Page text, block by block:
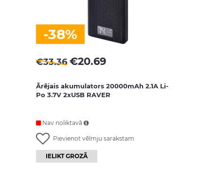
-38%
€33.36 €20.69
Ārējais akumulators 20000mAh 2.1A Li-
Po 3.7V 2xUSB RAVER
Nav noliktavā
Pievienot vēlmju sarakstam
IELIKT GROZĀ